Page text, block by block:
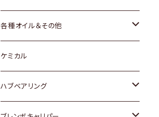
三菱
スバル
マツダ
マツダ
スバル
ホンダ
スズキ
日産
各種オイル＆その他
ディーデル洗浄添加剤
ケミカル
ハブベアリング